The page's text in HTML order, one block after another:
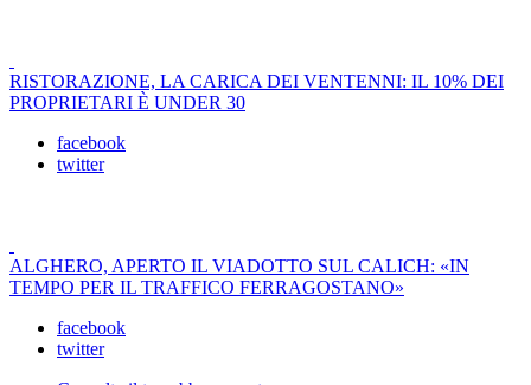
RISTORAZIONE, LA CARICA DEI VENTENNI: IL 10% DEI
PROPRIETARI È UNDER 30
facebook
twitter
ALGHERO, APERTO IL VIADOTTO SUL CALICH: «IN
TEMPO PER IL TRAFFICO FERRAGOSTANO»
facebook
twitter